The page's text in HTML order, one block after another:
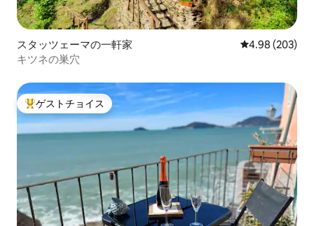
スタッツェーマの一軒家 レビュー203
4.98 (203)
キツネの巣穴
大好評のゲストチョイスです。
ゲストチョイス